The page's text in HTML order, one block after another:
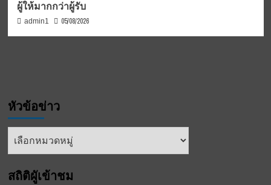
ผู้ให้มากกว่าผู้รับ
admin1 05/08/2026
หัวข้อข่าว
หัวข้อ
สถิติผูัเข้าชม